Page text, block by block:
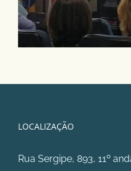
LOCALIZAÇÃO
Rua Sergipe, 893, 11º